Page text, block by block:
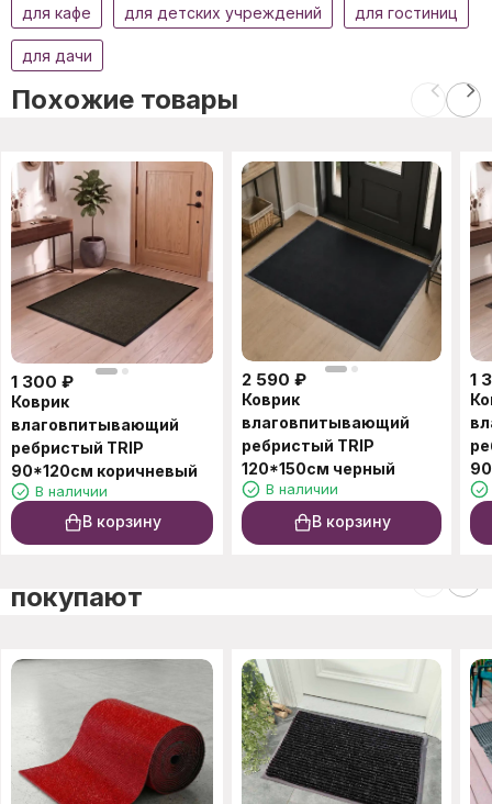
для кафе для детских учреждений для гостиниц
для дачи
Похожие товары
1 300 ₽
Коврик
влаговпитывающий
ребристый TRIP
90*120см коричневый
В наличии
В корзину
2 590 ₽
Коврик
влаговпитывающий
ребристый TRIP
120*150см черный
В наличии
В корзину
1
покупают